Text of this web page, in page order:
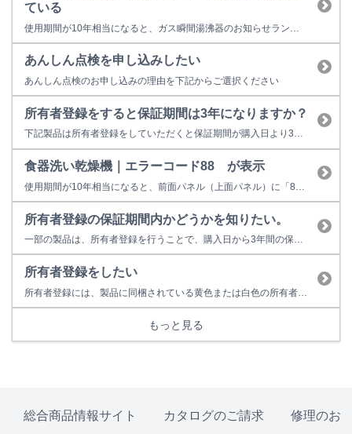
ている
あんしん点検を申し込みしたい
あんしん点検のお申し込みの理由を下記からご選択ください
所有者登録をすると保証期間は3年になりますか？
下記製品は所有者登録をしていただくと保証期間が購入日より3年間に延長されます。 【3年保証対象製品】 ガス瞬間湯沸器 ガス給湯専用機・ガス給湯器 ガスふろ給湯器 ガス給湯暖房用熱源機 ガス暖房専用熱源機 ガスふろがま ガスファンヒーター ※業務用機器は3年保証対象外となります。 ※上記対象製品のうち、一部製品は対...
食器洗い乾燥機｜エラーコード88 が表示
所有者登録の保証期間内かどうかを知りたい。
一部の製品は、所有者登録を行うことで、購入日から3年間の保証が適用されます。保証期間内かどうかは、登録完了通知（3年保証書）からご確認いただけます。 登録完了通知をお持ちでない場合は、下記情報をご確認のうえ、所有者ご本人様よりリンナイ保守点検コールセンターへお電話ください。 【ご確認いただきたい情報（いずれか1点）】 1. 製品の型式、製造番号、ガス種（食器洗い乾燥機はガス種なし）...
所有者登録をしたい
もっと見る
総合商品情報サイト カタログのご請求 修理のお